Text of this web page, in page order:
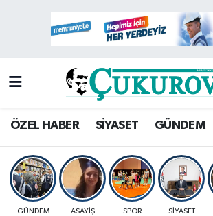
ÖZEL HABER SİYASET GÜNDEM
GÜNDEM ASAYİŞ SPOR SİYASET
Mersin Hava Durumu
Mersin Namaz Vakitleri
Mersin Trafik Yoğunluk Haritası
Süper Lig Puan Durumu ve